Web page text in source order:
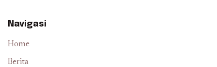
Navigasi
Home
Berita